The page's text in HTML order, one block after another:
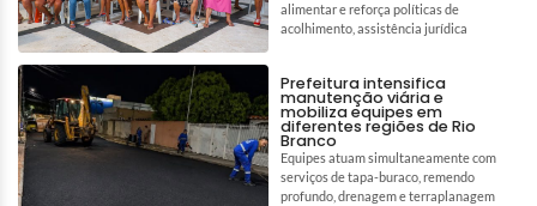
alimentar e reforça políticas de
acolhimento, assistência jurídica
Prefeitura intensifica
manutenção viária e
mobiliza equipes em
diferentes regiões de Rio
Branco
Equipes atuam simultaneamente com
serviços de tapa-buraco, remendo
profundo, drenagem e terraplanagem